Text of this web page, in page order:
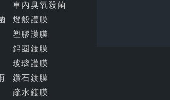
車內臭氧殺菌
燈殼護膜
塑膠護膜
鋁圈鍍膜
玻璃護膜
鑽石鍍膜
疏水鍍膜